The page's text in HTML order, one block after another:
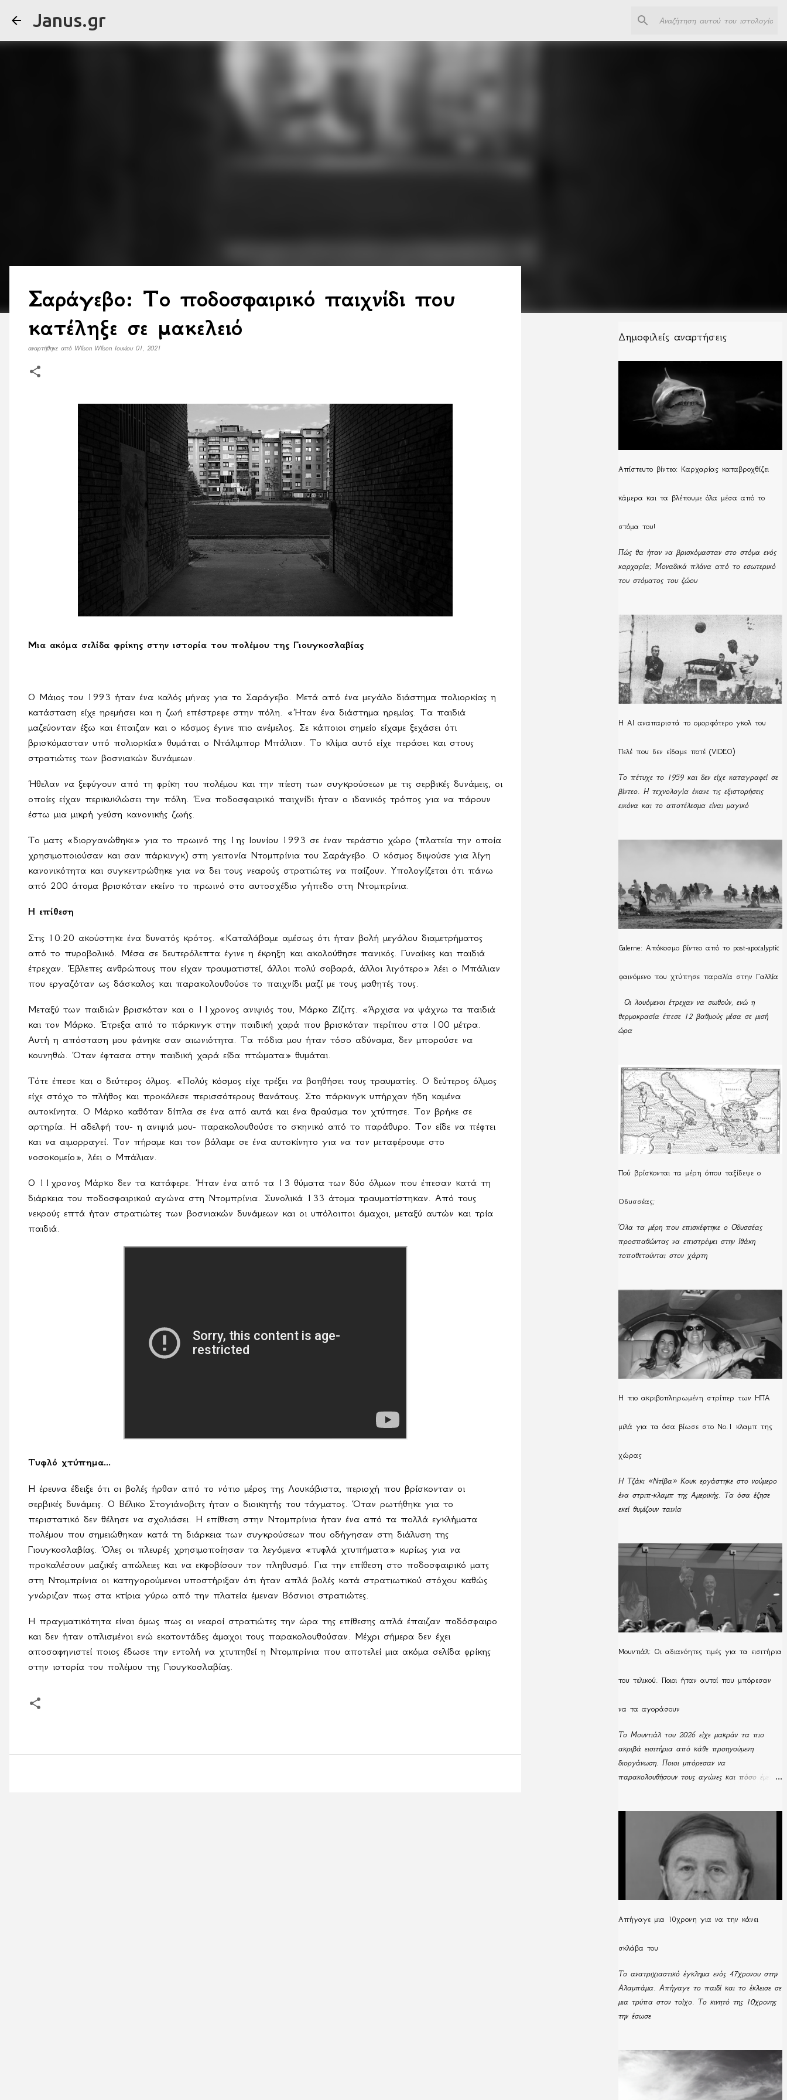
Janus.gr
Σαράγεβο: Το ποδοσφαιρικό παιχνίδι που
κατέληξε σε μακελειό
αναρτήθηκε από Wilson Wilson Ιουνίου 01, 2021
Μια ακόμα σελίδα φρίκης στην ιστορία του πολέμου της Γιουγκοσλαβίας
Ο Μάιος του 1993 ήταν ένα καλός μήνας για το Σαράγεβο. Μετά από ένα μεγάλο διάστημα πολιορκίας η
κατάσταση είχε ηρεμήσει και η ζωή επέστρεφε στην πόλη. «Ήταν ένα διάστημα ηρεμίας. Τα παιδιά
μαζεύονταν έξω και έπαιζαν και ο κόσμος έγινε πιο ανέμελος. Σε κάποιοι σημείο είχαμε ξεχάσει ότι
βρισκόμασταν υπό πολιορκία» θυμάται ο Ντάλιμπορ Μπάλιαν. Το κλίμα αυτό είχε περάσει και στους
στρατιώτες των βοσνιακών δυνάμεων.
Ήθελαν να ξεφύγουν από τη φρίκη του πολέμου και την πίεση των συγκρούσεων με τις σερβικές δυνάμεις, οι
οποίες είχαν περικυκλώσει την πόλη. Ένα ποδοσφαιρικό παιχνίδι ήταν ο ιδανικός τρόπος για να πάρουν
έστω μια μικρή γεύση κανονικής ζωής.
Το ματς «διοργανώθηκε» για το πρωινό της 1ης Ιουνίου 1993 σε έναν τεράστιο χώρο (πλατεία την οποία
χρησιμοποιούσαν και σαν πάρκινγκ) στη γειτονία Ντομπρίνια του Σαράγεβο. Ο κόσμος διψούσε για λίγη
κανονικότητα και συγκεντρώθηκε για να δει τους νεαρούς στρατιώτες να παίζουν. Υπολογίζεται ότι πάνω
από 200 άτομα βρισκόταν εκείνο το πρωινό στο αυτοσχέδιο γήπεδο στη Ντομπρίνια.
Η επίθεση
Στις 10:20 ακούστηκε ένα δυνατός κρότος. «Καταλάβαμε αμέσως ότι ήταν βολή μεγάλου διαμετρήματος
από το πυροβολικό. Μέσα σε δευτερόλεπτα έγινε η έκρηξη και ακολούθησε πανικός. Γυναίκες και παιδιά
έτρεχαν. Έβλεπες ανθρώπους που είχαν τραυματιστεί, άλλοι πολύ σοβαρά, άλλοι λιγότερο» λέει ο Μπάλιαν
που εργαζόταν ως δάσκαλος και παρακολουθούσε το παιχνίδι μαζί με τους μαθητές τους.
Μεταξύ των παιδιών βρισκόταν και ο 11χρονος ανιψιός του, Μάρκο Ζίζιτς. «Άρχισα να ψάχνω τα παιδιά
και τον Μάρκο. Έτρεξα από το πάρκινγκ στην παιδική χαρά που βρισκόταν περίπου στα 100 μέτρα.
Αυτή η απόσταση μου φάνηκε σαν αιωνιότητα. Τα πόδια μου ήταν τόσο αδύναμα, δεν μπορούσε να
κουνηθώ. Όταν έφτασα στην παιδική χαρά είδα πτώματα» θυμάται.
Τότε έπεσε και ο δεύτερος όλμος. «Πολύς κόσμος είχε τρέξει να βοηθήσει τους τραυματίες. Ο δεύτερος όλμος
είχε στόχο το πλήθος και προκάλεσε περισσότερους θανάτους. Στο πάρκινγκ υπήρχαν ήδη καμένα
αυτοκίνητα. Ο Μάρκο καθόταν δίπλα σε ένα από αυτά και ένα θραύσμα τον χτύπησε. Τον βρήκε σε
αρτηρία. Η αδελφή του- η ανιψιά μου- παρακολουθούσε το σκηνικό από το παράθυρο. Τον είδε να πέφτει
και να αιμορραγεί. Τον πήραμε και τον βάλαμε σε ένα αυτοκίνητο για να τον μεταφέρουμε στο
νοσοκομείο», λέει ο Μπάλιαν.
Ο 11χρονος Μάρκο δεν τα κατάφερε. Ήταν ένα από τα 13 θύματα των δύο όλμων που έπεσαν κατά τη
διάρκεια του ποδοσφαιρικού αγώνα στη Ντομπρίνια. Συνολικά 133 άτομα τραυματίστηκαν. Από τους
νεκρούς επτά ήταν στρατιώτες των βοσνιακών δυνάμεων και οι υπόλοιποι άμαχοι, μεταξύ αυτών και τρία
παιδιά.
Τυφλό χτύπημα...
Η έρευνα έδειξε ότι οι βολές ήρθαν από το νότιο μέρος της Λουκάβιστα, περιοχή που βρίσκονταν οι
σερβικές δυνάμεις. Ο Βέλικο Στογιάνοβιτς ήταν ο διοικητής του τάγματος. Όταν ρωτήθηκε για το
περιστατικό δεν θέλησε να σχολιάσει. Η επίθεση στην Ντομπρίνια ήταν ένα από τα πολλά εγκλήματα
πολέμου που σημειώθηκαν κατά τη διάρκεια των συγκρούσεων που οδήγησαν στη διάλυση της
Γιουγκοσλαβίας. Όλες οι πλευρές χρησιμοποίησαν τα λεγόμενα «τυφλά χτυπήματα» κυρίως για να
προκαλέσουν μαζικές απώλειες και να εκφοβίσουν τον πληθυσμό. Για την επίθεση στο ποδοσφαιρικό ματς
στη Ντομπρίνια οι κατηγορούμενοι υποστήριξαν ότι ήταν απλά βολές κατά στρατιωτικού στόχου καθώς
γνώριζαν πως στα κτίρια γύρω από την πλατεία έμεναν Βόσνιοι στρατιώτες.
Η πραγματικότητα είναι όμως πως οι νεαροί στρατιώτες την ώρα της επίθεσης απλά έπαιζαν ποδόσφαιρο
και δεν ήταν οπλισμένοι ενώ εκατοντάδες άμαχοι τους παρακολουθούσαν. Μέχρι σήμερα δεν έχει
αποσαφηνιστεί ποιος έδωσε την εντολή να χτυπηθεί η Ντομπρίνια που αποτελεί μια ακόμα σελίδα φρίκης
στην ιστορία του πολέμου της Γιουγκοσλαβίας.
Δημοφιλείς αναρτήσεις
Απίστευτο βίντεο: Καρχαρίας καταβροχθίζει
κάμερα και τα βλέπουμε όλα μέσα από το
στόμα του!
Πώς θα ήταν να βρισκόμασταν στο στόμα ενός
καρχαρία; Μοναδικά πλάνα από το εσωτερικό
του στόματος του ζώου
Η ΑΙ αναπαριστά το ομορφότερο γκολ του
Πελέ που δεν είδαμε ποτέ (VIDEO)
Το πέτυχε το 1959 και δεν είχε καταγραφεί σε
βίντεο. Η τεχνολογία έκανε τις εξιστορήσεις
εικόνα και το αποτέλεσμα είναι μαγικό
Galerne: Απόκοσμο βίντεο από το post-apocalyptic
φαινόμενο που χτύπησε παραλία στην Γαλλία
Οι λουόμενοι έτρεχαν να σωθούν, ενώ η
θερμοκρασία έπεσε 12 βαθμούς μέσα σε μισή
ώρα
Πού βρίσκονται τα μέρη όπου ταξίδεψε ο
Οδυσσέας;
Όλα τα μέρη που επισκέφτηκε ο Οδυσσέας
προσπαθώντας να επιστρέψει στην Ιθάκη
τοποθετούνται στον χάρτη
H πιο ακριβοπληρωμένη στρίπερ των ΗΠΑ
μιλά για τα όσα βίωσε στο Νο.1 κλαμπ της
χώρας
Η Τζάκι «Ντίβα» Κουκ εργάστηκε στο νούμερο
ένα στριπ-κλαμπ της Αμερικής. Τα όσα έζησε
εκεί θυμίζουν ταινία
Μουντιάλ: Οι αδιανόητες τιμές για τα εισιτήρια
του τελικού. Ποιοι ήταν αυτοί που μπόρεσαν
να τα αγοράσουν
Το Μουντιάλ του 2026 είχε μακράν τα πιο
ακριβά εισιτήρια από κάθε προηγούμενη
διοργάνωση. Ποιοι μπόρεσαν να
παρακολουθήσουν τους αγώνες και πόσο έμειναν
Απήγαγε μια 10χρονη για να την κάνει
σκλάβα του
Το ανατριχιαστικό έγκλημα ενός 47χρονου στην
Αλαμπάμα. Απήγαγε το παιδί και το έκλεισε σε
μια τρύπα στον τοίχο. Το κινητό της 10χρονης
την έσωσε